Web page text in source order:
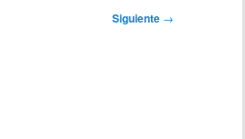
Siguiente →